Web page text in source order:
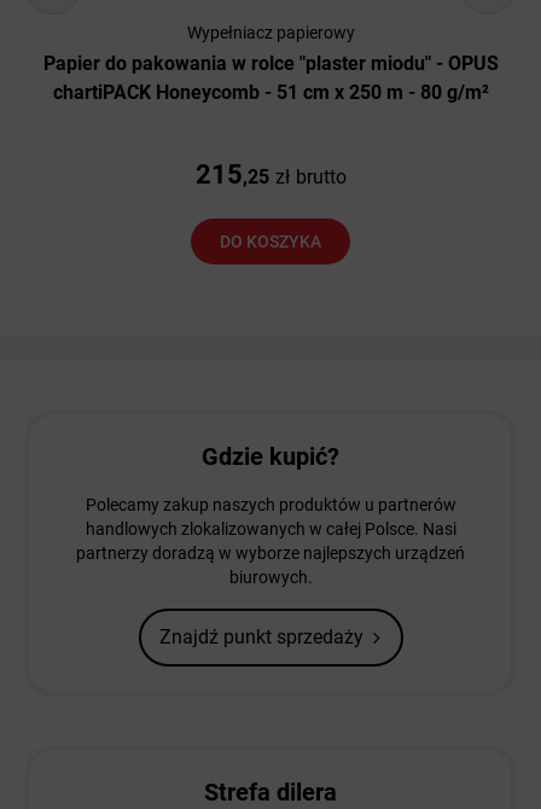
Wypełniacz papierowy
Papier do pakowania w rolce "plaster miodu" - OPUS
chartiPACK Honeycomb - 51 cm x 250 m - 80 g/m²
215,25 zł brutto
DO KOSZYKA
Gdzie kupić?
Polecamy zakup naszych produktów u partnerów
handlowych zlokalizowanych w całej Polsce. Nasi
partnerzy doradzą w wyborze najlepszych urządzeń
biurowych.
Znajdź punkt sprzedaży
Strefa dilera